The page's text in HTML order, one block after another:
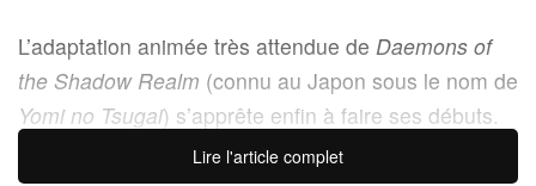
L’adaptation animée très attendue de Daemons of
the Shadow Realm (connu au Japon sous le nom de
Yomi no Tsugai) s’apprête enfin à faire ses débuts.
Tirée du manga deFullmetal Alchemist
Lire l'article complet